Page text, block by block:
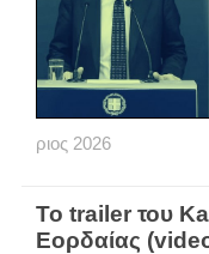
ριος 2026
Το trailer του
Εορδαίας